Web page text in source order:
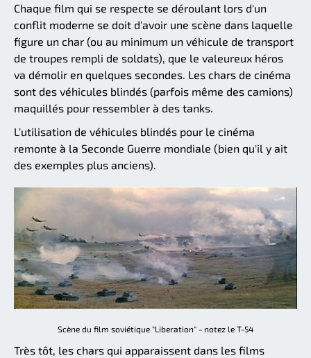
Chaque film qui se respecte se déroulant lors d'un
conflit moderne se doit d'avoir une scène dans laquelle
figure un char (ou au minimum un véhicule de transport
de troupes rempli de soldats), que le valeureux héros
va démolir en quelques secondes. Les chars de cinéma
sont des véhicules blindés (parfois même des camions)
maquillés pour ressembler à des tanks.
L'utilisation de véhicules blindés pour le cinéma
remonte à la Seconde Guerre mondiale (bien qu'il y ait
des exemples plus anciens).
Scène du film soviétique "Liberation" - notez le T-54
Très tôt, les chars qui apparaissent dans les films